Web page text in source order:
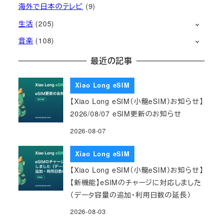
海外で日本のテレビ (9)
生活 (205)
音楽 (108)
最近の記事
Xiao Long eSIM
【Xiao Long eSIM（小龍eSIM）お知らせ】
2026/08/07 eSIM更新のお知らせ
2026-08-07
Xiao Long eSIM
【Xiao Long eSIM（小龍eSIM）お知らせ】
【新機能】eSIMのチャージに対応しました
（データ容量の追加・利用日数の延長）
2026-08-03